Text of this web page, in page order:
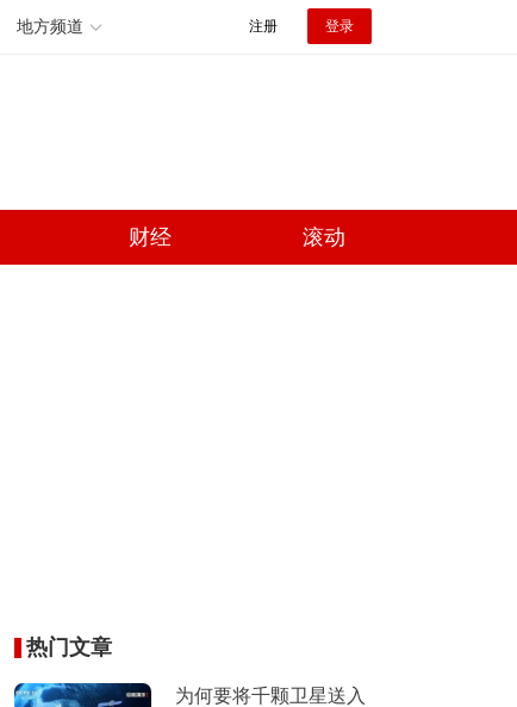
地方频道 注册 登录
财经 滚动
热门文章
为何要将千颗卫星送入